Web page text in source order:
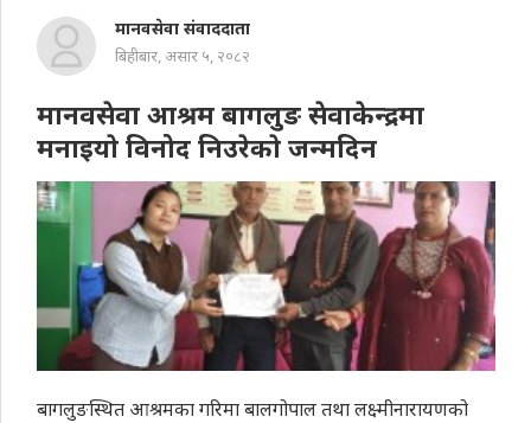
मानवसेवा संवाददाता
बिहीबार, असार ५, २०८२
मानवसेवा आश्रम बागलुङ सेवाकेन्द्रमा
मनाइयाे विनोद निउरेकाे जन्मदिन
बागलुङस्थित आश्रमका गरिमा बालगोपाल तथा लक्ष्मीनारायणको